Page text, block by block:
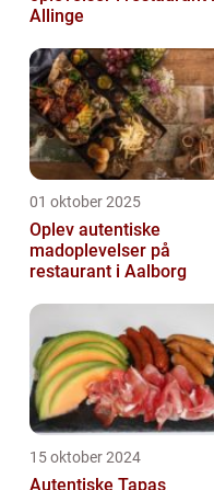
Allinge
01 oktober 2025
Oplev autentiske
madoplevelser på
restaurant i Aalborg
15 oktober 2024
Autentiske Tapas